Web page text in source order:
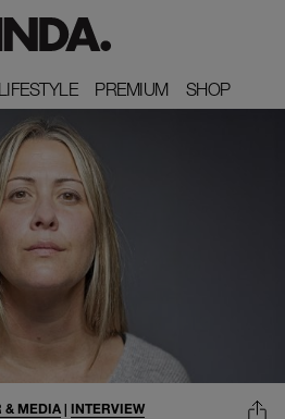
LIFESTYLE
LIFESTYLE PREMIUM
PREMIUM SHOP
SHOP
& MEDIA| INTERVIEW